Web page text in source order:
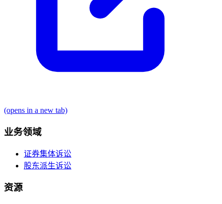
(opens in a new tab)
业务领域
证券集体诉讼
股东派生诉讼
资源